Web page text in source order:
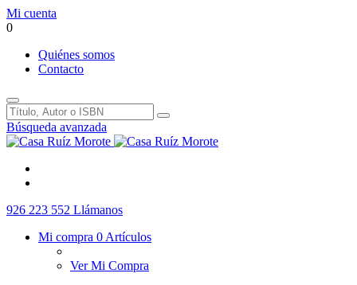
Mi cuenta
0
Quiénes somos
Contacto
Búsqueda avanzada
926 223 552 Llámanos
Mi compra 0 Artículos
Ver Mi Compra